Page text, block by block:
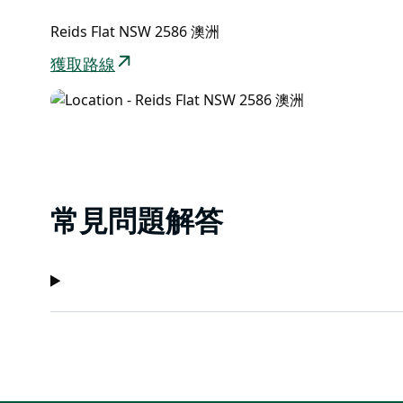
Reids Flat NSW 2586 澳洲
獲取路線
常見問題解答